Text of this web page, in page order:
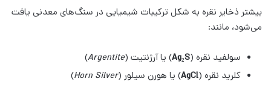
بیشتر ذخایر نقره به شکل ترکیبات شیمیایی در سنگ‌های معدنی یافت
می‌شود، مانند:
سولفید نقره (Ag₂S) یا آرژنتیت (Argentite
)
کلرید نقره (AgCl) یا هورن سیلور (Horn Silver
)